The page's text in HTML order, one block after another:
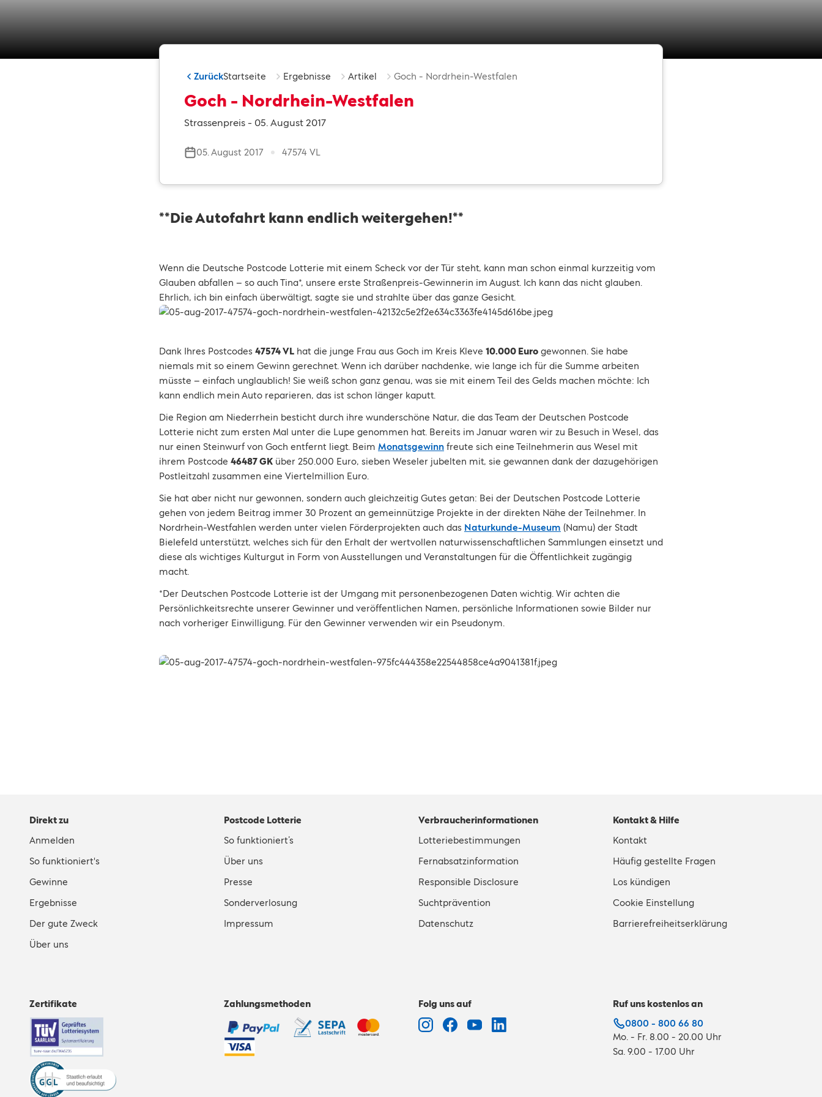
ZurückStartseite Ergebnisse Artikel Goch - Nordrhein-Westfalen
Goch - Nordrhein-Westfalen
Strassenpreis - 05. August 2017
05. August 2017 47574 VL
**Die Autofahrt kann endlich weitergehen!**
Wenn die Deutsche Postcode Lotterie mit einem Scheck vor der Tür steht, kann man schon einmal kurzzeitig vom
Glauben abfallen – so auch Tina*, unsere erste Straßenpreis-Gewinnerin im August. Ich kann das nicht glauben.
Ehrlich, ich bin einfach überwältigt, sagte sie und strahlte über das ganze Gesicht.
Dank Ihres Postcodes 47574 VL hat die junge Frau aus Goch im Kreis Kleve 10.000 Euro gewonnen. Sie habe
niemals mit so einem Gewinn gerechnet. Wenn ich darüber nachdenke, wie lange ich für die Summe arbeiten
müsste – einfach unglaublich! Sie weiß schon ganz genau, was sie mit einem Teil des Gelds machen möchte: Ich
kann endlich mein Auto reparieren, das ist schon länger kaputt.
Die Region am Niederrhein besticht durch ihre wunderschöne Natur, die das Team der Deutschen Postcode
Lotterie nicht zum ersten Mal unter die Lupe genommen hat. Bereits im Januar waren wir zu Besuch in Wesel, das
nur einen Steinwurf von Goch entfernt liegt. Beim Monatsgewinn freute sich eine Teilnehmerin aus Wesel mit
ihrem Postcode 46487 GK über 250.000 Euro, sieben Weseler jubelten mit, sie gewannen dank der dazugehörigen
Postleitzahl zusammen eine Viertelmillion Euro.
Sie hat aber nicht nur gewonnen, sondern auch gleichzeitig Gutes getan: Bei der Deutschen Postcode Lotterie
gehen von jedem Beitrag immer 30 Prozent an gemeinnützige Projekte in der direkten Nähe der Teilnehmer. In
Nordrhein-Westfahlen werden unter vielen Förderprojekten auch das Naturkunde-Museum (Namu) der Stadt
Bielefeld unterstützt, welches sich für den Erhalt der wertvollen naturwissenschaftlichen Sammlungen einsetzt und
diese als wichtiges Kulturgut in Form von Ausstellungen und Veranstaltungen für die Öffentlichkeit zugängig
macht.
*Der Deutschen Postcode Lotterie ist der Umgang mit personenbezogenen Daten wichtig. Wir achten die
Persönlichkeitsrechte unserer Gewinner und veröffentlichen Namen, persönliche Informationen sowie Bilder nur
nach vorheriger Einwilligung. Für den Gewinner verwenden wir ein Pseudonym.
Direkt zu
Anmelden
So funktioniert's
Gewinne
Ergebnisse
Der gute Zweck
Über uns
Postcode Lotterie
So funktioniert’s
Über uns
Presse
Sonderverlosung
Impressum
Verbraucherinformationen
Lotteriebestimmungen
Fernabsatzinformation
Responsible Disclosure
Suchtprävention
Datenschutz
Kontakt & Hilfe
Kontakt
Häufig gestellte Fragen
Los kündigen
Cookie Einstellung
Barrierefreiheitserklärung
Zertifikate Zahlungsmethoden Folg uns auf
Ruf uns kostenlos an
0800 - 800 66 80
Mo. - Fr. 8.00 - 20.00 Uhr
Sa. 9.00 - 17.00 Uhr